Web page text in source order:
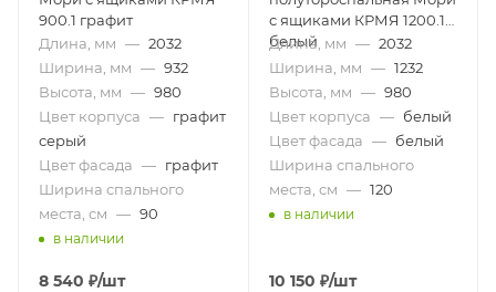
900.1 графит
Длина, мм — 2032
Ширина, мм — 932
Высота, мм — 980
Цвет корпуса — графит
серый
Цвет фасада — графит
Ширина спального
места, см — 90
в наличии
8 540 ₽/шт
с ящиками КРМЯ 1200.1
белый
Длина, мм — 2032
Ширина, мм — 1232
Высота, мм — 980
Цвет корпуса — белый
Цвет фасада — белый
Ширина спального
места, см — 120
в наличии
10 150 ₽/шт